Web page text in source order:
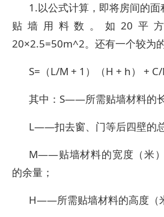
1.以公式计算，即将房间的
贴墙用料数。如20平
20×2.5=50m^2。还有一个较为
S=（L/M + 1）（H + h） +
其中：S——所需贴墙材料的长
L——扣去窗、门等后四壁的总
M——贴墙材料的宽度（米
的余量；
H——所需贴墙材料的高度（